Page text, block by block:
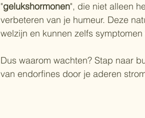
"gelukshormonen", die niet alleen
verbeteren van je humeur. Deze
welzijn en kunnen zelfs
Dus waarom wachten? Stap naar
van endorfines door je aderen